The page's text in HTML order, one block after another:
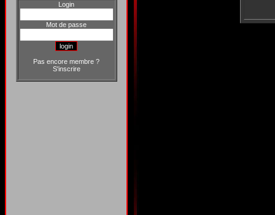
Login
Mot de passe
Pas encore membre ?
S'inscrire